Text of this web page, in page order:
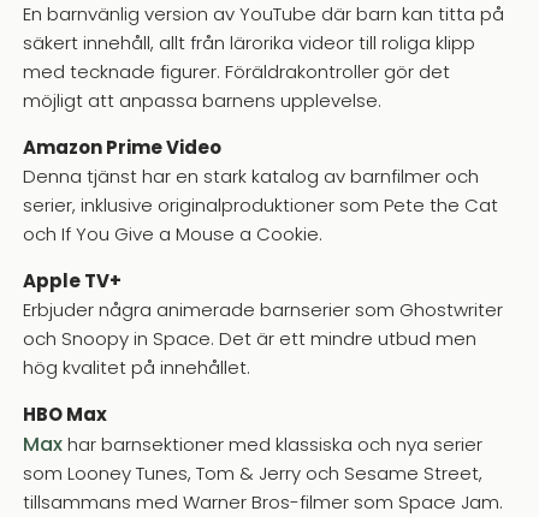
En barnvänlig version av YouTube där barn kan titta på
säkert innehåll, allt från lärorika videor till roliga klipp
med tecknade figurer. Föräldrakontroller gör det
möjligt att anpassa barnens upplevelse.
Amazon Prime Video
Denna tjänst har en stark katalog av barnfilmer och
serier, inklusive originalproduktioner som Pete the Cat
och If You Give a Mouse a Cookie.
Apple TV+
Erbjuder några animerade barnserier som Ghostwriter
och Snoopy in Space. Det är ett mindre utbud men
hög kvalitet på innehållet.
HBO Max
Maxhar barnsektioner med klassiska och nya serier
som Looney Tunes, Tom & Jerry och Sesame Street,
tillsammans med Warner Bros-filmer som Space Jam.